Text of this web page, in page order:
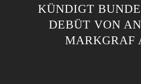
KÜNDIGT
DEBÜT VON
MARKGRAF